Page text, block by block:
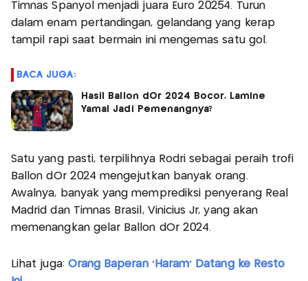
Timnas Spanyol menjadi juara Euro 20254. Turun
dalam enam pertandingan, gelandang yang kerap
tampil rapi saat bermain ini mengemas satu gol.
BACA JUGA:
Hasil Ballon dOr 2024 Bocor, Lamine
Yamal Jadi Pemenangnya?
Satu yang pasti, terpilihnya Rodri sebagai peraih trofi
Ballon dOr 2024 mengejutkan banyak orang.
Awalnya, banyak yang memprediksi penyerang Real
Madrid dan Timnas Brasil, Vinicius Jr, yang akan
memenangkan gelar Ballon dOr 2024.
Lihat juga: Orang Baperan 'Haram' Datang ke Resto